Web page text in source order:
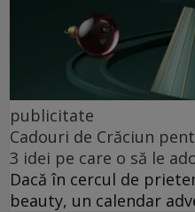
publicitate
Cadouri de Crăciun
3 idei pe care o să le
Dacă în cercul de
beauty, un calendar